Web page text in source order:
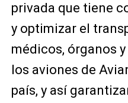
privada que tiene
y optimizar el
médicos, órganos
los aviones de
país, y así